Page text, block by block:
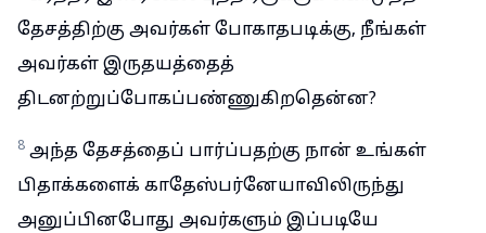
தேசத்திற்கு அவர்கள் போகாதபடிக்கு, நீங்கள்
அவர்கள் இருதயத்தைத்
திடனற்றுப்போகப்பண்ணுகிறதென்ன?
8 அந்த தேசத்தைப் பார்ப்பதற்கு நான் உங்கள்
பிதாக்களைக் காதேஸ்பர்னேயாவிலிருந்து
அனுப்பினபோது அவர்களும் இப்படியே